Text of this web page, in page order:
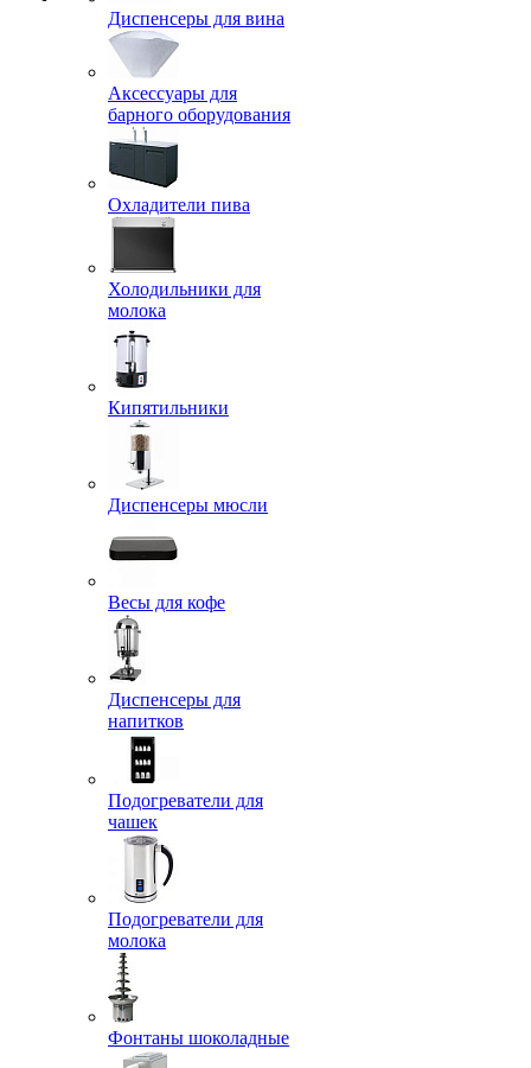
Диспенсеры для вина
Аксессуары для
барного оборудования
Охладители пива
Холодильники для
молока
Кипятильники
Диспенсеры мюсли
Весы для кофе
Диспенсеры для
напитков
Подогреватели для
чашек
Подогреватели для
молока
Фонтаны шоколадные